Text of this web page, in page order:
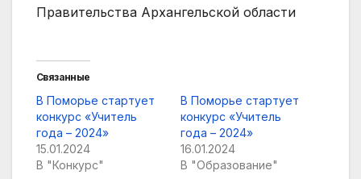
Правительства Архангельской области
Связанные
В Поморье стартует
конкурс «Учитель
года – 2024»
15.01.2024
В "Конкурс"
В Поморье стартует
конкурс «Учитель
года – 2024»
16.01.2024
В "Образование"